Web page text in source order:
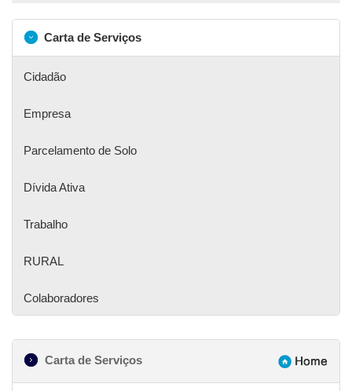
Carta de Serviços
Cidadão
Empresa
Parcelamento de Solo
Dívida Ativa
Trabalho
RURAL
Colaboradores
Carta de Serviços